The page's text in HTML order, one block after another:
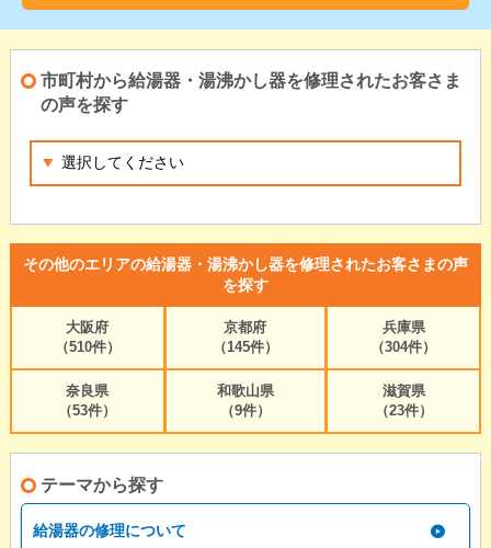
市町村から給湯器・湯沸かし器を修理されたお客さま
の声を探す
その他のエリアの給湯器・湯沸かし器を修理されたお客さまの声
を探す
大阪府
（510件）
京都府
（145件）
兵庫県
（304件）
奈良県
（53件）
和歌山県
（9件）
滋賀県
（23件）
テーマから探す
給湯器の修理について